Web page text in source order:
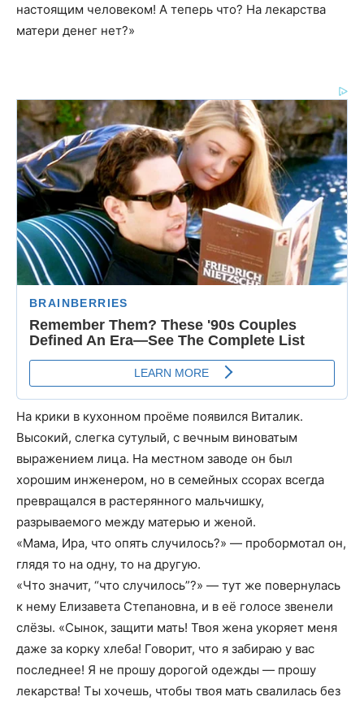
настоящим человеком! А теперь что? На лекарства
матери денег нет?»
На крики в кухонном проёме появился Виталик.
Высокий, слегка сутулый, с вечным виноватым
выражением лица. На местном заводе он был
хорошим инженером, но в семейных ссорах всегда
превращался в растерянного мальчишку,
разрываемого между матерью и женой.
«Мама, Ира, что опять случилось?» — пробормотал он,
глядя то на одну, то на другую.
«Что значит, “что случилось”?» — тут же повернулась
к нему Елизавета Степановна, и в её голосе звенели
слёзы. «Сынок, защити мать! Твоя жена укоряет меня
даже за корку хлеба! Говорит, что я забираю у вас
последнее! Я не прошу дорогой одежды — прошу
лекарства! Ты хочешь, чтобы твоя мать свалилась без